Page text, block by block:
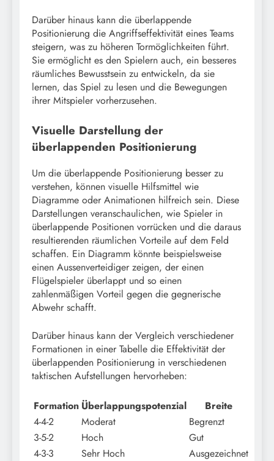
Darüber hinaus kann die überlappende
Positionierung die Angriffseffektivität eines Teams
steigern, was zu höheren Tormöglichkeiten führt.
Sie ermöglicht es den Spielern auch, ein besseres
räumliches Bewusstsein zu entwickeln, da sie
lernen, das Spiel zu lesen und die Bewegungen
ihrer Mitspieler vorherzusehen.
Visuelle Darstellung der
überlappenden Positionierung
Um die überlappende Positionierung besser zu
verstehen, können visuelle Hilfsmittel wie
Diagramme oder Animationen hilfreich sein. Diese
Darstellungen veranschaulichen, wie Spieler in
überlappende Positionen vorrücken und die daraus
resultierenden räumlichen Vorteile auf dem Feld
schaffen. Ein Diagramm könnte beispielsweise
einen Aussenverteidiger zeigen, der einen
Flügelspieler überlappt und so einen
zahlenmäßigen Vorteil gegen die gegnerische
Abwehr schafft.
Darüber hinaus kann der Vergleich verschiedener
Formationen in einer Tabelle die Effektivität der
überlappenden Positionierung in verschiedenen
taktischen Aufstellungen hervorheben:
Formation Überlappungspotenzial
Breite
4-4-2
Moderat
Begrenzt
3-5-2
Hoch
Gut
4-3-3
Sehr Hoch Ausgezeichnet